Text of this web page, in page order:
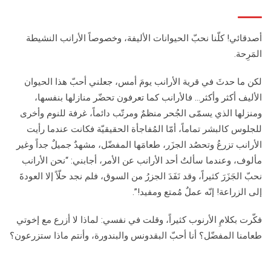
أصدقائي! كلّنا نحبّ الحيوانات الأليفة، وخصوصاً الأرانب النشيطة
المَرِحة.
لكن ما حدثَ في قرية الأرانب يومَ أمس، جعلني أحبّ هذا الحيوان
الأليف أكثر وأكثر… فالأرانب كما تعرفون تحضّر منازلها بنفسها،
ومنزلها الذي يسمّى الجُحر منظمٌ ومرتّب دائماً، غرفة للنوم وأخرى
للجلوس كالبشر تماماً، أمّا المُفاجأة الحقيقيّة فكانت عندما رأيت
الأرانب تزرعُ وتحصُد الجزَر، طعامَها المفضّل، مشهدٌ جميلٌ جداً وغير
مألوف، وعندما سألتُ أحد الأرانب عن الأمر، أجابني: “نحن الأرانب
نحبّ الجَزَرَ كثيراً، وقد نَفَدَ الجزرُ من السوق، فلم نجد حلّاً إلا العودةَ
إلى الزراعة! إنّه عملٌ مُمتع ومفيد!”.
فكّرت بكلامِ الأرنوب كثيراً، وقلت في نفسي: لماذا لا أزرع مع إخوتي
طعامنا المفضّل؟ أنا أحبّ البقدونس والبندورة، وأنتم ماذا ستزرعون؟